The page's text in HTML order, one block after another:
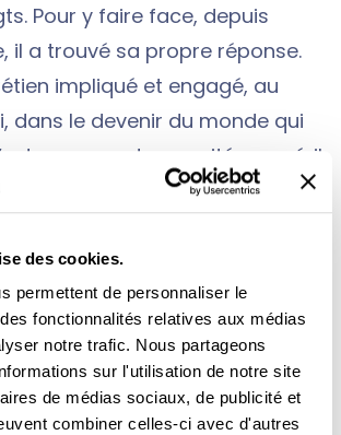
des cookies.
permettent de personnaliser le
fonctionnalités relatives aux médias
notre trafic. Nous partageons
sur l'utilisation de notre site
de médias sociaux, de publicité et
combiner celles-ci avec d'autres
Pour y faire face, depuis
il a trouvé sa propre réponse.
impliqué et engagé, au
dans le devenir du monde qui
au cœur de ces cités en péril
délaissées que Cyril
à les transformer de
le fondateur de l’association
des cités.
fraternité, bâtisseur